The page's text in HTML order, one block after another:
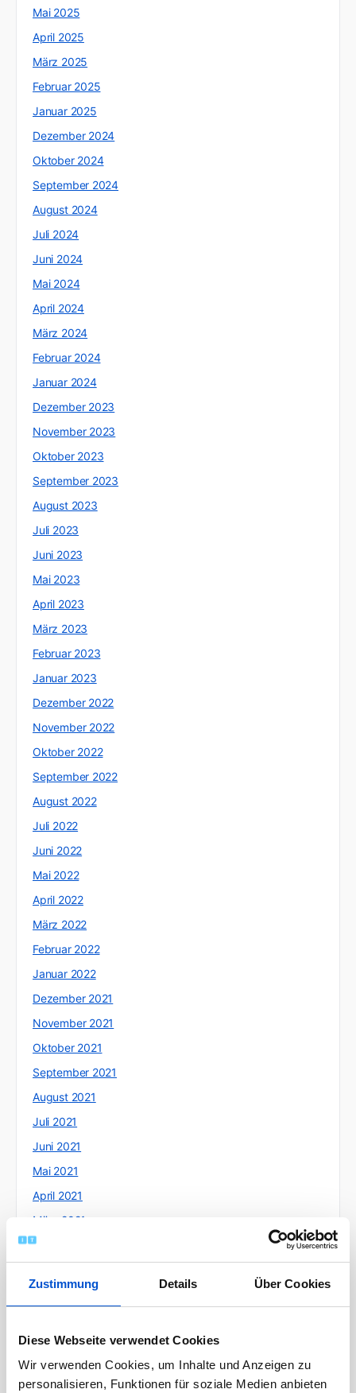
Zustimmung Details Über Cookies
Diese Webseite verwendet Cookies
Wir verwenden Cookies, um Inhalte und Anzeigen zu
personalisieren, Funktionen für soziale Medien anbieten
Mai 2025
April 2025
März 2025
Februar 2025
Januar 2025
Dezember 2024
Oktober 2024
September 2024
August 2024
Juli 2024
Juni 2024
Mai 2024
April 2024
März 2024
Februar 2024
Januar 2024
Dezember 2023
November 2023
Oktober 2023
September 2023
August 2023
Juli 2023
Juni 2023
Mai 2023
April 2023
März 2023
Februar 2023
Januar 2023
Dezember 2022
November 2022
Oktober 2022
September 2022
August 2022
Juli 2022
Juni 2022
Mai 2022
April 2022
März 2022
Februar 2022
Januar 2022
Dezember 2021
November 2021
Oktober 2021
September 2021
August 2021
Juli 2021
Juni 2021
Mai 2021
April 2021
März 2021
Februar 2021
Dezember 2020
Oktober 2020
September 2020